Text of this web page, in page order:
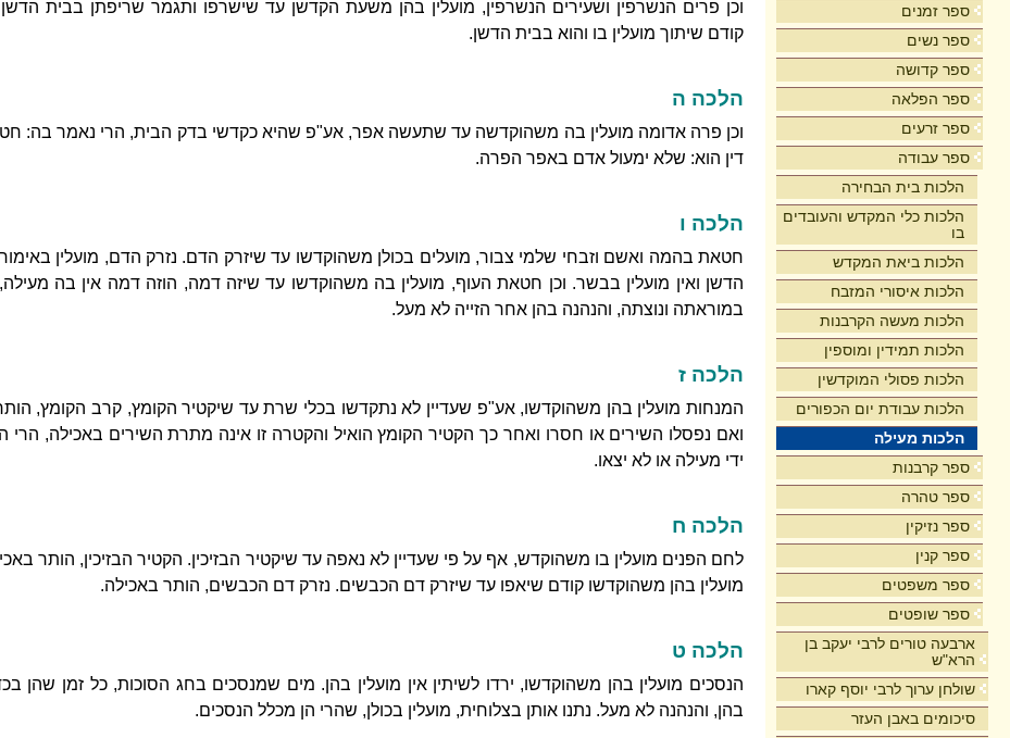
ספר זמנים
ספר נשים
ספר קדושה
ספר הפלאה
ספר זרעים
ספר עבודה
הלכות בית הבחירה
הלכות כלי המקדש והעובדים
בו
הלכות ביאת המקדש
הלכות איסורי המזבח
הלכות מעשה הקרבנות
הלכות תמידין ומוספין
הלכות פסולי המוקדשין
הלכות עבודת יום הכפורים
הלכות מעילה
ספר קרבנות
ספר טהרה
ספר נזיקין
ספר קנין
ספר משפטים
ספר שופטים
ארבעה טורים לרבי יעקב בן
הרא"ש
שולחן ערוך לרבי יוסף קארו
סיכומים באבן העזר
וכן פרים הנשרפין ושעירים הנשרפין, מועלין בהן משעת הקדשן עד שישרפו ותגמר שריפתן בבית
קודם שיתוך מועלין בו והוא בבית הדשן.
הלכה ה
וכן פרה אדומה מועלין בה משהוקדשה עד שתעשה אפר, אע"פ שהיא כקדשי בדק הבית, הרי נאמר בה:
דין הוא: שלא ימעול אדם באפר הפרה.
הלכה ו
חטאת בהמה ואשם וזבחי שלמי צבור, מועלים בכולן משהוקדשו עד שיזרק הדם. נזרק הדם, מועלין
הדשן ואין מועלין בבשר. וכן חטאת העוף, מועלין בה משהוקדשו עד שיזה דמה, הוזה דמה אין בה
במוראתה ונוצתה, והנהנה בהן אחר הזייה לא מעל.
הלכה ז
המנחות מועלין בהן משהוקדשו, אע"פ שעדיין לא נתקדשו בכלי שרת עד שיקטיר הקומץ, קרב הקומץ,
ואם נפסלו השירים או חסרו ואחר כך הקטיר הקומץ הואיל והקטרה זו אינה מתרת השירים באכילה,
ידי מעילה או לא יצאו.
הלכה ח
לחם הפנים מועלין בו משהוקדש, אף על פי שעדיין לא נאפה עד שיקטיר הבזיכין. הקטיר הבזיכין, הותר
מועלין בהן משהוקדשו קודם שיאפו עד שיזרק דם הכבשים. נזרק דם הכבשים, הותר באכילה.
הלכה ט
הנסכים מועלין בהן משהוקדשו, ירדו לשיתין אין מועלין בהן. מים שמנסכים בחג הסוכות, כל זמן שהן
בהן, והנהנה לא מעל. נתנו אותן בצלוחית, מועלין בכולן, שהרי הן מכלל הנסכים.